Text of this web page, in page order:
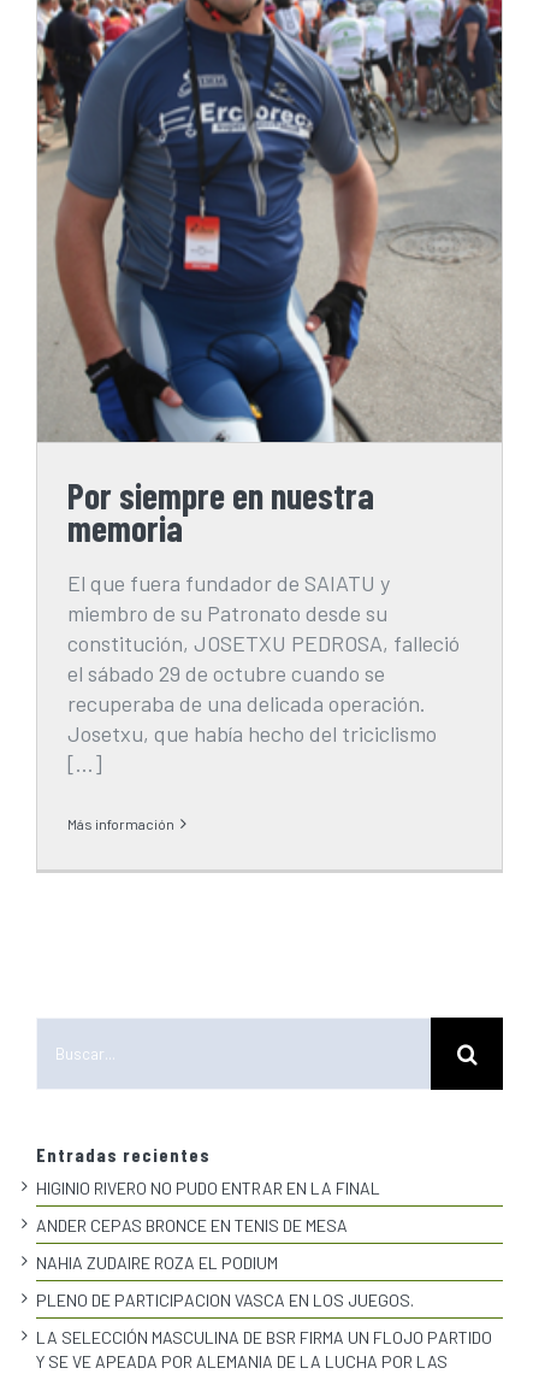
Por siempre en nuestra
memoria
Por siempre en nuestra
memoria
El que fuera fundador de SAIATU y
miembro de su Patronato desde su
constitución, JOSETXU PEDROSA, falleció
el sábado 29 de octubre cuando se
recuperaba de una delicada operación.
Josetxu, que había hecho del triciclismo
[…]
Más información
Entradas recientes
HIGINIO RIVERO NO PUDO ENTRAR EN LA FINAL
ANDER CEPAS BRONCE EN TENIS DE MESA
NAHIA ZUDAIRE ROZA EL PODIUM
PLENO DE PARTICIPACION VASCA EN LOS JUEGOS.
LA SELECCIÓN MASCULINA DE BSR FIRMA UN FLOJO PARTIDO
Y SE VE APEADA POR ALEMANIA DE LA LUCHA POR LAS